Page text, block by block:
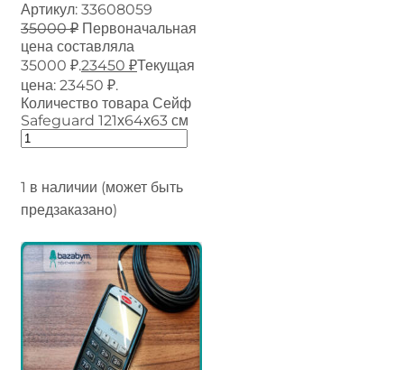
Артикул: 33608059
35000₽ Первоначальная
цена составляла
35000 ₽.23450 ₽Текущая
цена: 23450 ₽.
Количество товара Сейф
Safeguard 121х64х63 см
1 в наличии (может быть
предзаказано)